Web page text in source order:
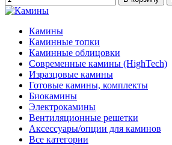
Камины
Каминные топки
Каминные облицовки
Современные камины (HighTech)
Изразцовые камины
Готовые камины, комплекты
Биокамины
Электрокамины
Вентиляционные решетки
Аксессуары/опции для каминов
Все категории